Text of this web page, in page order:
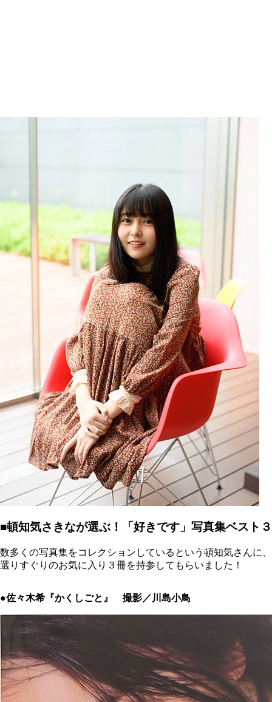
■頓知気さきなが選ぶ！「好きです」写真集ベスト３
数多くの写真集をコレクションしているという頓知気さんに、
選りすぐりのお気に入り３冊を持参してもらいました！
●佐々木希『かくしごと』 撮影／川島小鳥